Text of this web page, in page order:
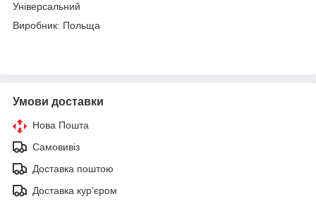
Універсальний
Виробник: Польща
Умови доставки
Нова Пошта
Самовивіз
Доставка поштою
Доставка кур'єром